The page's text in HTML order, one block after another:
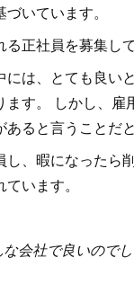
いています。
正社員を募集して
には、とても良い
ます。 しかし、雇
ると言うことだ
、暇になったら
います。
な会社で良いので